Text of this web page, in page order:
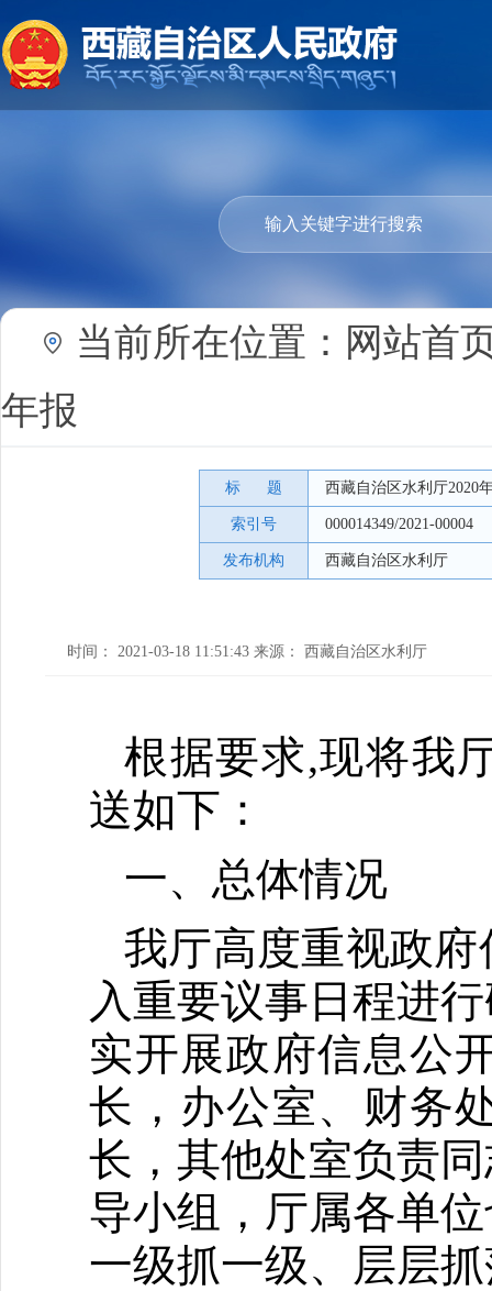
当前所在位置： 网站首
年报
标 题 西藏自治区水利厅2020
索引号 000014349/2021-00004
发布机构 西藏自治区水利厅
时间： 2021-03-18 11:51:43 来源： 西藏自治区水利厅
根据要求,现将我
送如下：
一、总体情况
我厅高度重视政
入重要议事日程进
实开展政府信息公
长，办公室、财务
长，其他处室负责
导小组，厅属各单
一级抓一级、层层